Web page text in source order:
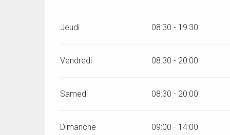
Jeudi 08:30 - 19:30
Vendredi 08:30 - 20:00
Samedi 08:30 - 20:00
Dimanche 09:00 - 14:00